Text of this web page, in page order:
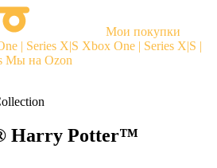
Мои покупки
| Series X|S Xbox One | Series X|S |
Мы на Ozon
Harry Potter™